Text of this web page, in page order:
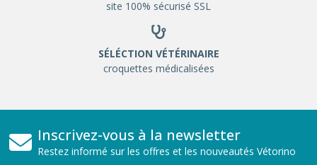
site 100% sécurisé SSL
SÉLÉCTION VÉTÉRINAIRE
croquettes médicalisées
Inscrivez-vous à la newsletter
Restez informé sur les offres et les nouveautés Vétorino